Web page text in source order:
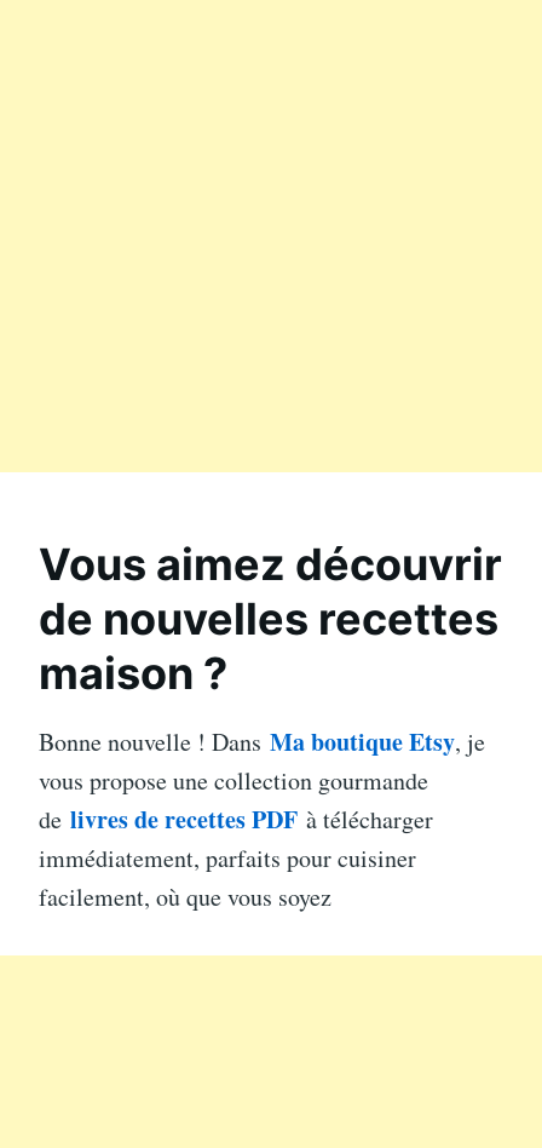
Vous aimez découvrir
de nouvelles recettes
maison ?
Bonne nouvelle ! Dans Ma boutique Etsy, je
vous propose une collection gourmande
de livres de recettes PDF à télécharger
immédiatement, parfaits pour cuisiner
facilement, où que vous soyez